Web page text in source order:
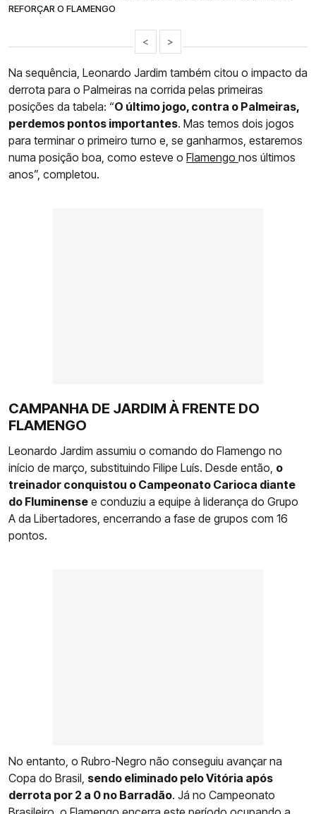
REFORÇAR O FLAMENGO
< >
Na sequência, Leonardo Jardim também citou o impacto da
derrota para o Palmeiras na corrida pelas primeiras
posições da tabela: “O último jogo, contra o Palmeiras,
perdemos pontos importantes. Mas temos dois jogos
para terminar o primeiro turno e, se ganharmos, estaremos
numa posição boa, como esteve o Flamengo nos últimos
anos”, completou.
CAMPANHA DE JARDIM À FRENTE DO
FLAMENGO
Leonardo Jardim assumiu o comando do Flamengo no
início de março, substituindo Filipe Luís. Desde então, o
treinador conquistou o Campeonato Carioca diante
do Fluminense e conduziu a equipe à liderança do Grupo
A da Libertadores, encerrando a fase de grupos com 16
pontos.
No entanto, o Rubro-Negro não conseguiu avançar na
Copa do Brasil, sendo eliminado pelo Vitória após
derrota por 2 a 0 no Barradão. Já no Campeonato